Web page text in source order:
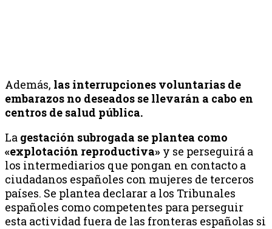
Además, las interrupciones voluntarias de
embarazos no deseados se llevarán a cabo en
centros de salud pública.
La gestación subrogada se plantea como
«explotación reproductiva» y se perseguirá a
los intermediarios que pongan en contacto a
ciudadanos españoles con mujeres de terceros
países. Se plantea declarar a los Tribunales
españoles como competentes para perseguir
esta actividad fuera de las fronteras españolas si